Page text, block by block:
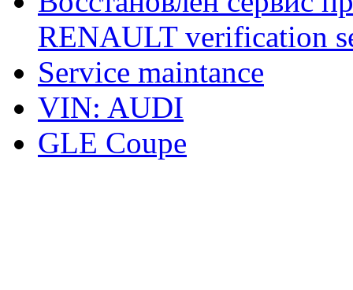
RENAULT verification
Service maintance
VIN: AUDI
GLE Coupe